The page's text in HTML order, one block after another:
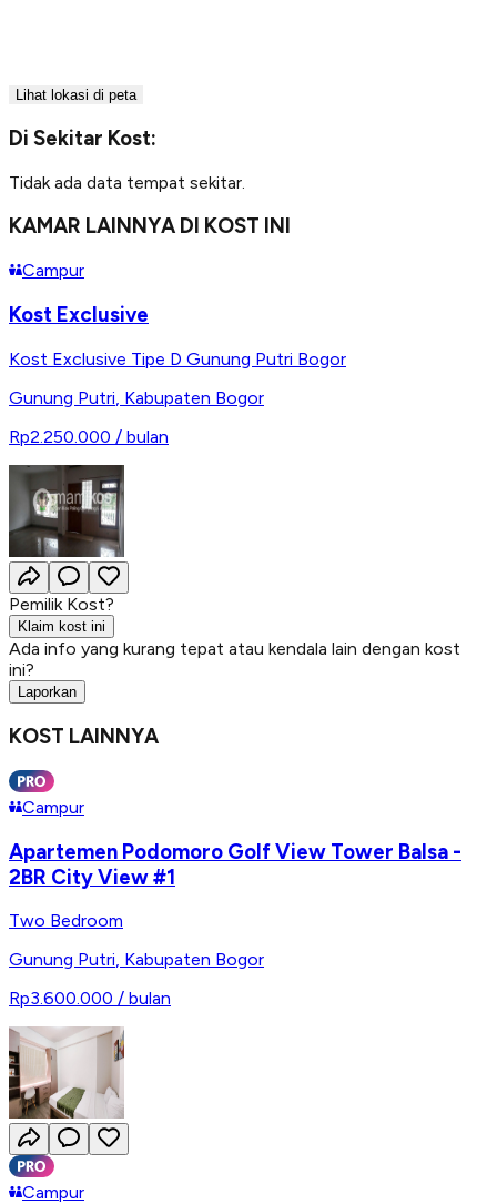
Lihat lokasi di peta
Di Sekitar Kost:
Tidak ada data tempat sekitar.
KAMAR LAINNYA DI KOST INI
Campur
Kost Exclusive
Kost Exclusive Tipe D Gunung Putri Bogor
Gunung Putri Kabupaten Bogor
Rp2.250.000 / bulan
Pemilik Kost?
Klaim kost ini
Ada info yang kurang tepat atau kendala lain dengan kost
ini?
Laporkan
KOST LAINNYA
Campur
Apartemen Podomoro Golf View Tower Balsa -
2BR City View #1
Two Bedroom
Gunung Putri, Kabupaten Bogor
Rp3.600.000 / bulan
Campur